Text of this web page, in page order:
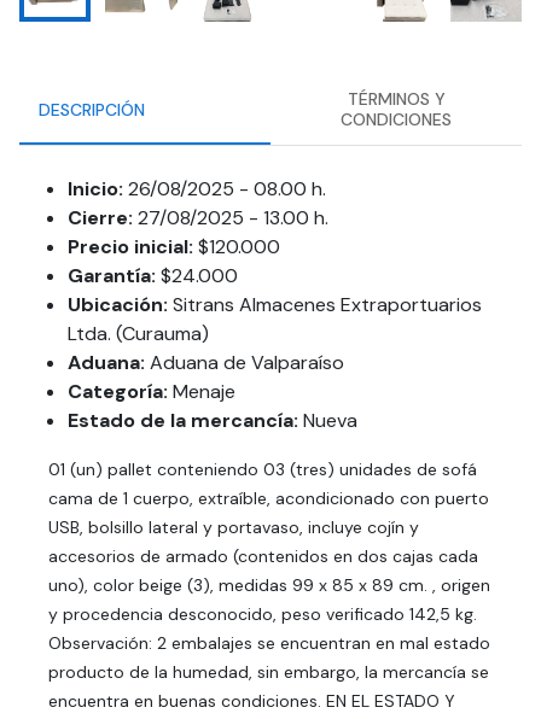
DESCRIPCIÓN
TÉRMINOS Y
CONDICIONES
Inicio: 26/08/2025 - 08.00 h.
Cierre: 27/08/2025 - 13.00 h.
Precio inicial: $120.000
Garantía: $24.000
Ubicación: Sitrans Almacenes Extraportuarios
Ltda. (Curauma)
Aduana: Aduana de Valparaíso
Categoría: Menaje
Estado de la mercancía: Nueva
01 (un) pallet conteniendo 03 (tres) unidades de sofá
cama de 1 cuerpo, extraíble, acondicionado con puerto
USB, bolsillo lateral y portavaso, incluye cojín y
accesorios de armado (contenidos en dos cajas cada
uno), color beige (3), medidas 99 x 85 x 89 cm. , origen
y procedencia desconocido, peso verificado 142,5 kg.
Observación: 2 embalajes se encuentran en mal estado
producto de la humedad, sin embargo, la mercancía se
encuentra en buenas condiciones. EN EL ESTADO Y